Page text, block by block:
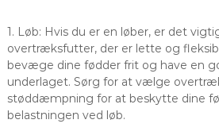
1. Løb: Hvis du er en løber, er det
overtræksfutter, der er lette og
bevæge dine fødder frit og have en
underlaget. Sørg for at vælge
støddæmpning for at beskytte dine
belastningen ved løb.